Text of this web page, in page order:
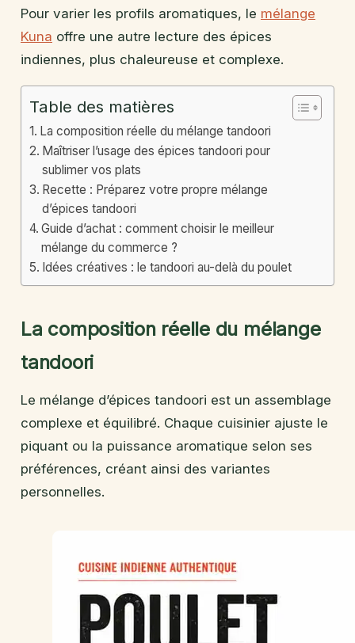
Pour varier les profils aromatiques, le mélange
Kuna offre une autre lecture des épices
indiennes, plus chaleureuse et complexe.
Table des matières
La composition réelle du mélange tandoori
Maîtriser l’usage des épices tandoori pour
sublimer vos plats
Recette : Préparez votre propre mélange
d’épices tandoori
Guide d’achat : comment choisir le meilleur
mélange du commerce ?
Idées créatives : le tandoori au-delà du poulet
La composition réelle du mélange
tandoori
Le mélange d’épices tandoori est un assemblage
complexe et équilibré. Chaque cuisinier ajuste le
piquant ou la puissance aromatique selon ses
préférences, créant ainsi des variantes
personnelles.